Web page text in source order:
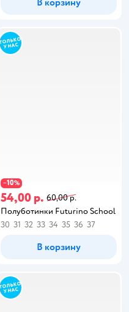
В корзину
−10%
54,00 р. 60,00 р.
Полуботинки Futurino School
30 31 32 33 34 35 36 37
В корзину